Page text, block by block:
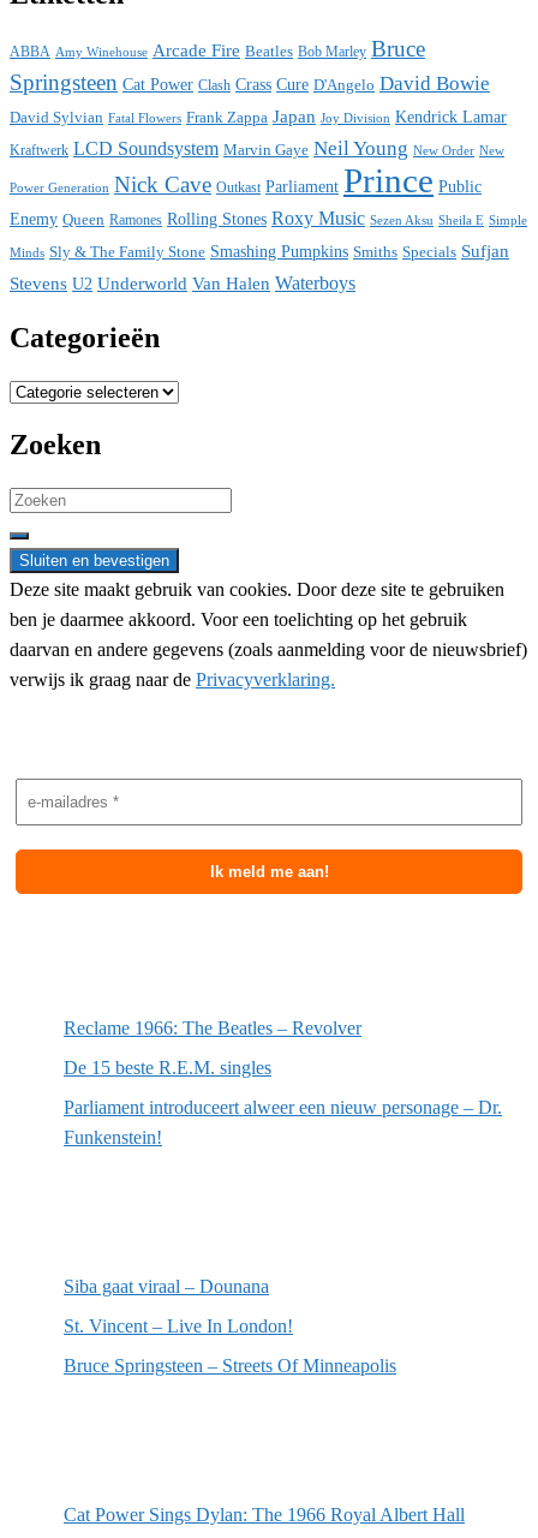
ABBA Amy Winehouse Arcade Fire Beatles Bob Marley Bruce
Springsteen Cat Power Clash Crass Cure D'Angelo David Bowie
David Sylvian Fatal Flowers Frank Zappa Japan Joy Division Kendrick Lamar
Kraftwerk LCD Soundsystem Marvin Gaye Neil Young New Order New
Power Generation Nick Cave Outkast Parliament Prince Public
Enemy Queen Ramones Rolling Stones Roxy Music Sezen Aksu Sheila E Simple
Minds Sly & The Family Stone Smashing Pumpkins Smiths Specials Sufjan
Stevens U2 Underworld Van Halen Waterboys
Categorieën
Categorieën
Zoeken
Search
for:
Deze site maakt gebruik van cookies. Door deze site te gebruiken
ben je daarmee akkoord. Voor een toelichting op het gebruik
daarvan en andere gegevens (zoals aanmelding voor de nieuwsbrief)
verwijs ik graag naar de Privacyverklaring.
Reclame 1966: The Beatles – Revolver
De 15 beste R.E.M. singles
Parliament introduceert alweer een nieuw personage – Dr.
Funkenstein!
Siba gaat viraal – Dounana
St. Vincent – Live In London!
Bruce Springsteen – Streets Of Minneapolis
Cat Power Sings Dylan: The 1966 Royal Albert Hall